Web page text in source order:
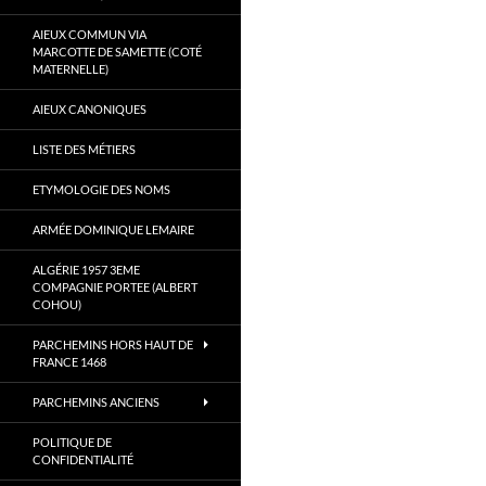
AIEUX COMMUN VIA
MARCOTTE DE SAMETTE (COTÉ
MATERNELLE)
AIEUX CANONIQUES
LISTE DES MÉTIERS
ETYMOLOGIE DES NOMS
ARMÉE DOMINIQUE LEMAIRE
ALGÉRIE 1957 3EME
COMPAGNIE PORTEE (ALBERT
COHOU)
PARCHEMINS HORS HAUT DE
FRANCE 1468
PARCHEMINS ANCIENS
POLITIQUE DE
CONFIDENTIALITÉ